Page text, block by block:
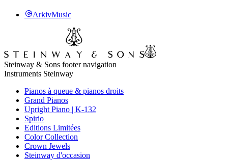
ArkivMusic
Steinway & Sons footer navigation
Instruments Steinway
Pianos à queue & pianos droits
Grand Pianos
Upright Piano | K-132
Spirio
Editions Limitées
Color Collection
Crown Jewels
Steinway d'occasion